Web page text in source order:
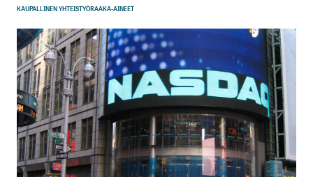
KAUPALLINEN YHTEISTYÖRAAKA-AINEET